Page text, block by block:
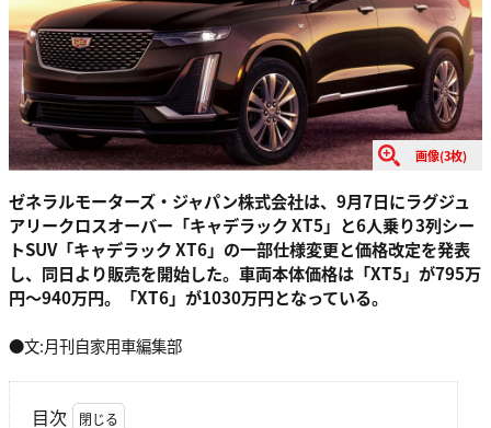
画像(3枚)
ゼネラルモーターズ・ジャパン株式会社は、9月7日にラグジュ
アリークロスオーバー「キャデラック XT5」と6人乗り3列シー
トSUV「キャデラック XT6」の一部仕様変更と価格改定を発表
し、同日より販売を開始した。車両本体価格は「XT5」が795万
円〜940万円。「XT6」が1030万円となっている。
●文:月刊自家用車編集部
目次